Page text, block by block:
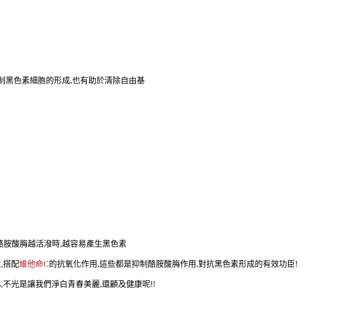
黑色素細胞的形成,也有助於清除自由基
酸脢越活潑時,越容易產生黑色素
,搭配維他命C的抗氧化作用,這些都是抑制酪胺酸脢作用,對抗黑色素形成的有效功臣!
光是讓我們淨白青春美麗,還顧及健康呢!!